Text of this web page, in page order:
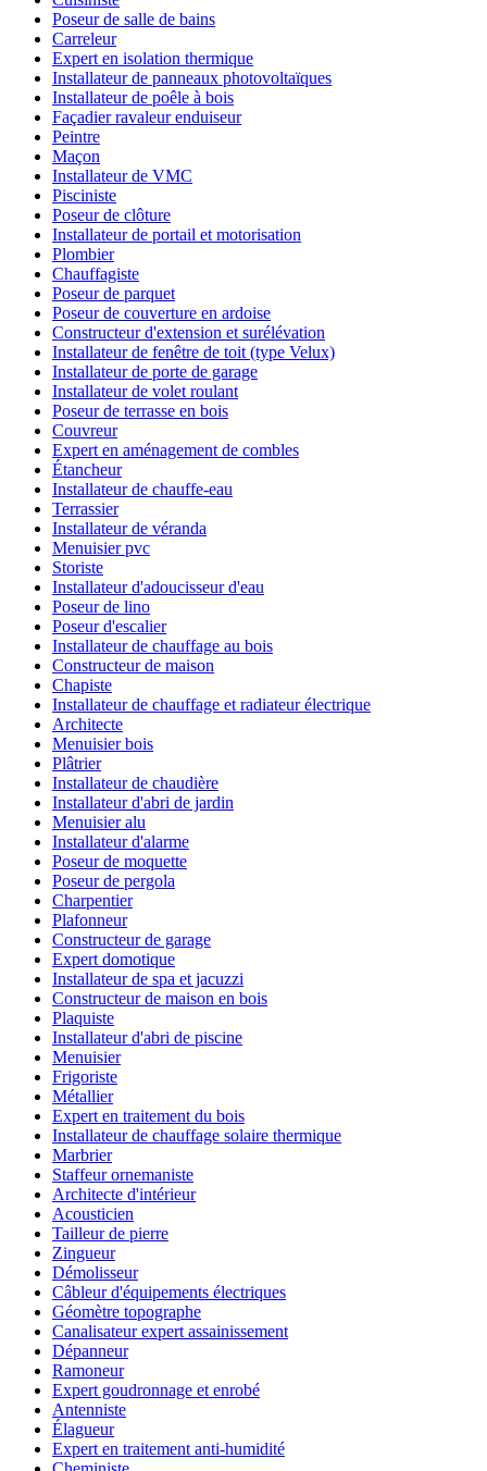
Poseur de salle de bains
Carreleur
Expert en isolation thermique
Installateur de panneaux photovoltaïques
Installateur de poêle à bois
Façadier ravaleur enduiseur
Peintre
Maçon
Installateur de VMC
Pisciniste
Poseur de clôture
Installateur de portail et motorisation
Plombier
Chauffagiste
Poseur de parquet
Poseur de couverture en ardoise
Constructeur d'extension et surélévation
Installateur de fenêtre de toit (type Velux)
Installateur de porte de garage
Installateur de volet roulant
Poseur de terrasse en bois
Couvreur
Expert en aménagement de combles
Étancheur
Installateur de chauffe-eau
Terrassier
Installateur de véranda
Menuisier pvc
Storiste
Installateur d'adoucisseur d'eau
Poseur de lino
Poseur d'escalier
Installateur de chauffage au bois
Constructeur de maison
Chapiste
Installateur de chauffage et radiateur électrique
Architecte
Menuisier bois
Plâtrier
Installateur de chaudière
Installateur d'abri de jardin
Menuisier alu
Installateur d'alarme
Poseur de moquette
Poseur de pergola
Charpentier
Plafonneur
Constructeur de garage
Expert domotique
Installateur de spa et jacuzzi
Constructeur de maison en bois
Plaquiste
Installateur d'abri de piscine
Menuisier
Frigoriste
Métallier
Expert en traitement du bois
Installateur de chauffage solaire thermique
Marbrier
Staffeur ornemaniste
Architecte d'intérieur
Acousticien
Tailleur de pierre
Zingueur
Démolisseur
Câbleur d'équipements électriques
Géomètre topographe
Canalisateur expert assainissement
Dépanneur
Ramoneur
Expert goudronnage et enrobé
Antenniste
Élagueur
Expert en traitement anti-humidité